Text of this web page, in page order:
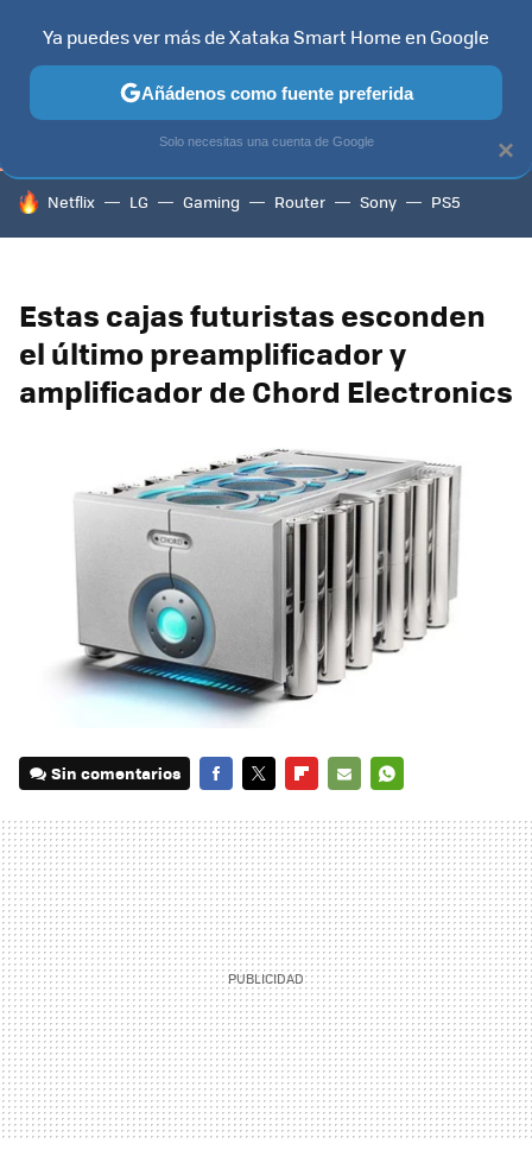
TELEVISORES CONTENIDOS SMART TV SELECCIÓN
HOY SE HABLA DE
Netflix LG Gaming Router Sony PS5
Estas cajas futuristas esconden
el último preamplificador y
amplificador de Chord Electronics
Sin comentarios
MAIL
×
Ya puedes ver más de Xataka Smart Home en Google
Añádenos como fuente preferida
Solo necesitas una cuenta de Google